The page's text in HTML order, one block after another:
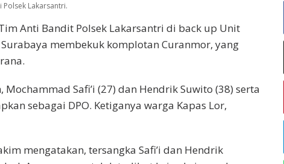
Lakarsantri.
Anti Bandit Polsek Lakarsantri di back up Unit
membekuk komplotan Curanmor, yang
Safi’i (27) dan Hendrik Suwito (38) serta
sebagai DPO. Ketiganya warga Kapas Lor,
mengatakan, tersangka Safi’i dan Hendrik